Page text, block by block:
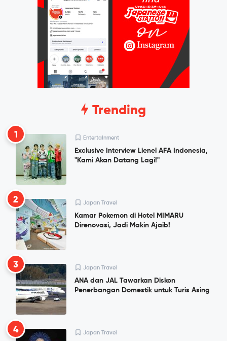
Trending
1 Entertainment
Exclusive Interview Lienel AFA Indonesia,
"Kami Akan Datang Lagi!"
2 Japan Travel
Kamar Pokemon di Hotel MIMARU
Direnovasi, Jadi Makin Ajaib!
3 Japan Travel
ANA dan JAL Tawarkan Diskon
Penerbangan Domestik untuk Turis Asing
4 Japan Travel